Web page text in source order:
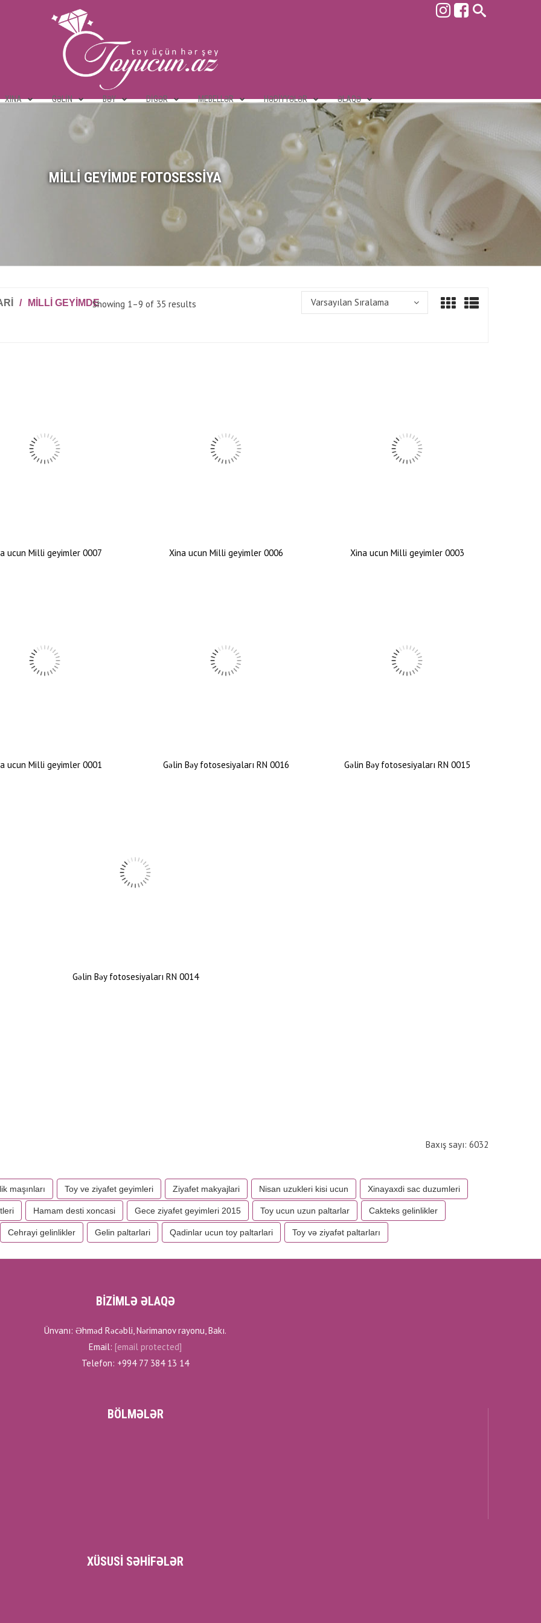
XINA GƏLIN BƏY DIGƏR MEBELLƏR HƏDIYYƏLƏR ƏLAQƏ
MILLI GEYIMDE FOTOSESSIYA
/ MILLI GEYIMDEShowing 1–9 of 35 results Varsayılan Sıralama
ucun Milli geyimler 0007 Xina ucun Milli geyimler 0006 Xina ucun Milli geyimler 0003
ucun Milli geyimler 0001 Gəlin Bəy fotosesiyaları RN 0016 Gəlin Bəy fotosesiyaları RN 0015
Gəlin Bəy fotosesiyaları RN 0014
Baxış sayı: 6032
maşınları Toy ve ziyafet geyimleri Ziyafet makyajlari Nisan uzukleri kisi ucun Xinayaxdi sac duzumleri
Hamam desti xoncasi Gece ziyafet geyimleri 2015 Toy ucun uzun paltarlar Cakteks gelinlikler
Cehrayi gelinlikler Gelin paltarlari Qadinlar ucun toy paltarlari Toy və ziyafət paltarları
BİZİMLƏ ƏLAQƏ
Ünvanı: Əhməd Rəcəbli, Nərimanov rayonu, Bakı.
Email: [email protected]
Telefon: +994 77 384 13 14
BÖLMƏLƏR
XÜSUSI SƏHIFƏLƏR